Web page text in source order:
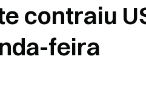
contraiu
feira